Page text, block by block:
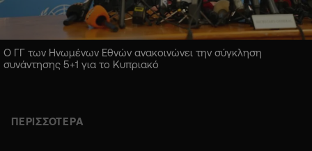
Ο ΓΓ των Ηνωμένων Εθνών ανακοινώνει την σύγκληση
συνάντησης 5+1 για το Κυπριακό
ΠΕΡΙΣΣΟΤΕΡΑ